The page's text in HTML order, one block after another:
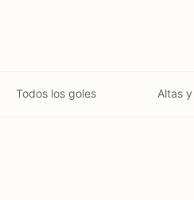
Todos los goles Altas